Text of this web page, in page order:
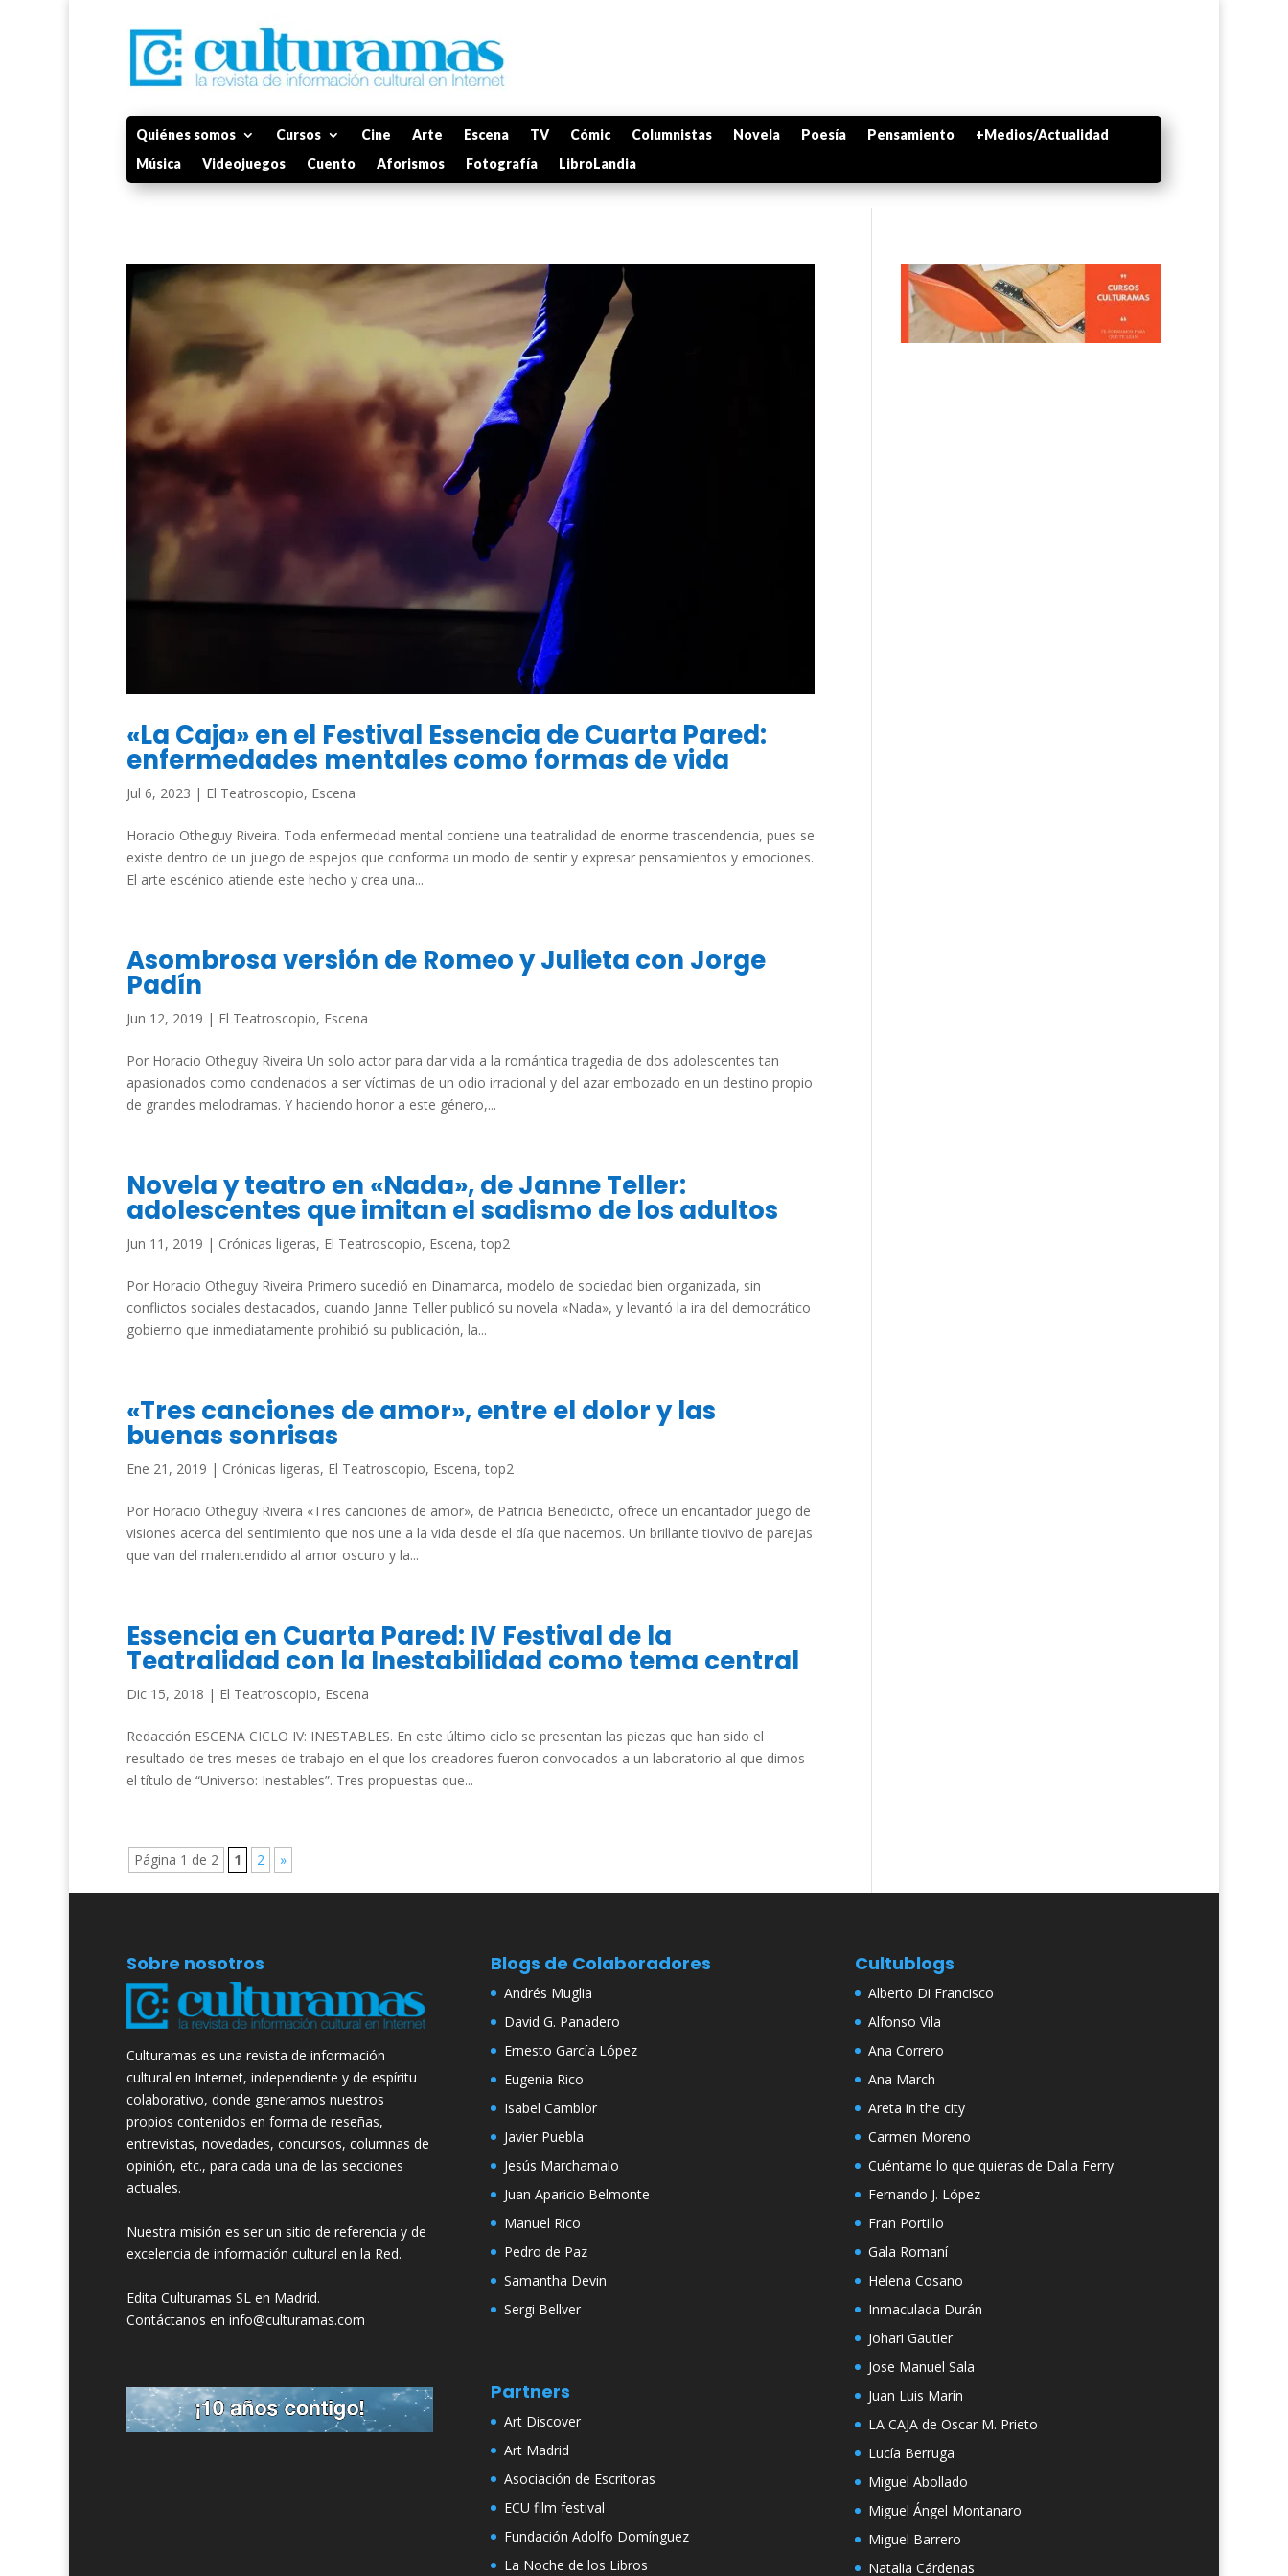
Quiénes somos Cursos Cine Arte Escena TV Cómic Columnistas Novela Poesía Pensamiento
+Medios/Actualidad
Música
Videojuegos Cuento Aforismos Fotografía LibroLandia
«La Caja» en el Festival Essencia de Cuarta Pared:
enfermedades mentales como formas de vida
Jul 6, 2023 | El Teatroscopio, Escena
Horacio Otheguy Riveira. Toda enfermedad mental contiene una teatralidad de enorme trascendencia, pues se
existe dentro de un juego de espejos que conforma un modo de sentir y expresar pensamientos y emociones.
El arte escénico atiende este hecho y crea una...
Asombrosa versión de Romeo y Julieta con Jorge
Padín
Jun 12, 2019 | El Teatroscopio, Escena
Por Horacio Otheguy Riveira Un solo actor para dar vida a la romántica tragedia de dos adolescentes tan
apasionados como condenados a ser víctimas de un odio irracional y del azar embozado en un destino propio
de grandes melodramas. Y haciendo honor a este género,...
Novela y teatro en «Nada», de Janne Teller:
adolescentes que imitan el sadismo de los adultos
Jun 11, 2019 | Crónicas ligeras, El Teatroscopio, Escena,top2
Por Horacio Otheguy Riveira Primero sucedió en Dinamarca, modelo de sociedad bien organizada, sin
conflictos sociales destacados, cuando Janne Teller publicó su novela «Nada», y levantó la ira del democrático
gobierno que inmediatamente prohibió su publicación, la...
«Tres canciones de amor», entre el dolor y las
buenas sonrisas
Ene 21, 2019 | Crónicas ligeras, El Teatroscopio, Escena,top2
Por Horacio Otheguy Riveira «Tres canciones de amor», de Patricia Benedicto, ofrece un encantador juego de
visiones acerca del sentimiento que nos une a la vida desde el día que nacemos. Un brillante tiovivo de parejas
que van del malentendido al amor oscuro y la...
Essencia en Cuarta Pared: IV Festival de la
Teatralidad con la Inestabilidad como tema central
Dic 15, 2018 | El Teatroscopio, Escena
Redacción ESCENA CICLO IV: INESTABLES. En este último ciclo se presentan las piezas que han sido el
resultado de tres meses de trabajo en el que los creadores fueron convocados a un laboratorio al que dimos
el título de “Universo: Inestables”. Tres propuestas que...
Página 1 de 2 1 2 »
Sobre nosotros
Culturamas es una revista de información
cultural en Internet, independiente y de espíritu
colaborativo, donde generamos nuestros
propios contenidos en forma de reseñas,
entrevistas, novedades, concursos, columnas de
opinión, etc., para cada una de las secciones
actuales.
Nuestra misión es ser un sitio de referencia y de
excelencia de información cultural en la Red.
Edita Culturamas SL en Madrid.
Contáctanos en info@culturamas.com
Blogs de Colaboradores
Andrés Muglia
David G. Panadero
Ernesto García López
Eugenia Rico
Isabel Camblor
Javier Puebla
Jesús Marchamalo
Juan Aparicio Belmonte
Manuel Rico
Pedro de Paz
Samantha Devin
Sergi Bellver
Partners
Art Discover
Art Madrid
Asociación de Escritoras
ECU film festival
Fundación Adolfo Domínguez
La Noche de los Libros
Cultublogs
Alberto Di Francisco
Alfonso Vila
Ana Correro
Ana March
Areta in the city
Carmen Moreno
Cuéntame lo que quieras de Dalia Ferry
Fernando J. López
Fran Portillo
Gala Romaní
Helena Cosano
Inmaculada Durán
Johari Gautier
Jose Manuel Sala
Juan Luis Marín
LA CAJA de Oscar M. Prieto
Lucía Berruga
Miguel Abollado
Miguel Ángel Montanaro
Miguel Barrero
Natalia Cárdenas